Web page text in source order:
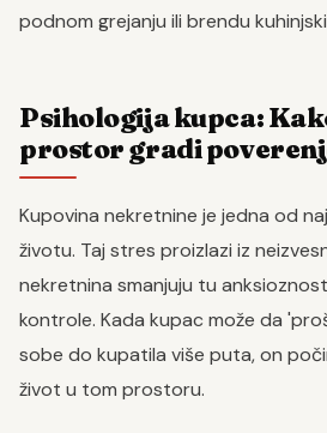
podnom grejanju ili brendu
Psihologija kupca:
prostor gradi
Kupovina nekretnine je jedna od
životu. Taj stres proizlazi iz
nekretnina smanjuju tu
kontrole. Kada kupac može da
sobe do kupatila više puta, on
život u tom prostoru.